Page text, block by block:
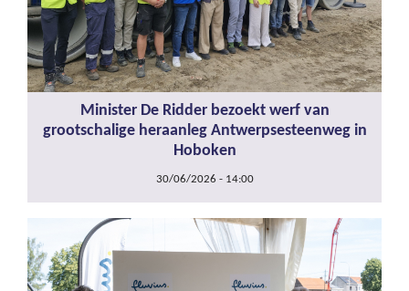
Minister De Ridder bezoekt werf van
grootschalige heraanleg Antwerpsesteenweg in
Hoboken
30/06/2026 - 14:00